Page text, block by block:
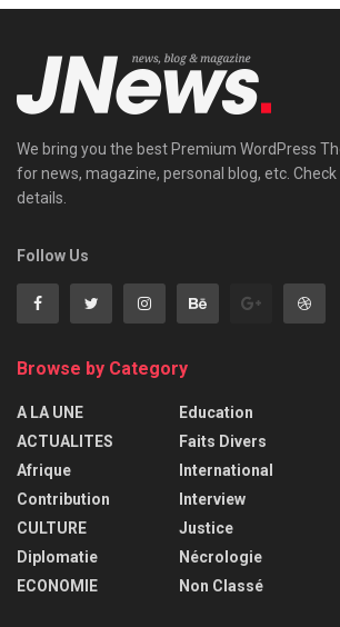
We bring you the best Premium WordPress
for news, magazine, personal blog, etc.
details.
Follow Us
Browse by Category
A LA UNE
ACTUALITES
Afrique
Contribution
CULTURE
Diplomatie
ECONOMIE
Education
Faits Divers
International
Interview
Justice
Nécrologie
Non Classé